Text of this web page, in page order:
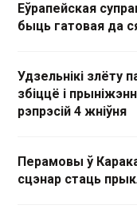
Еўрапейская
быць гатовая да
Удзельнікі злёту
збіццё і
рэпрэсій 4 жніўня
Перамовы ў
сцэнар стаць